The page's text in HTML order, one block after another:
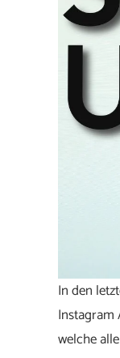
In den
Instagram
welche